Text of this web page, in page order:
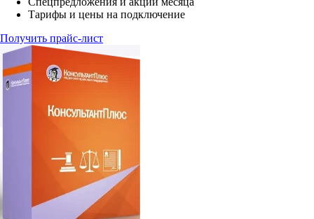
Тарифы и цены на подключение
Получить прайс-лист